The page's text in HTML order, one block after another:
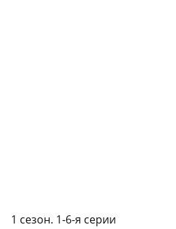
1 сезон. 1-6-я серии